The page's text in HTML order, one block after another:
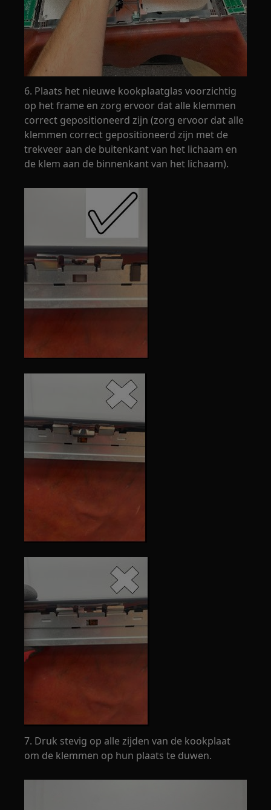
6. Plaats het nieuwe kookplaatglas voorzichtig
op het frame en zorg ervoor dat alle klemmen
correct gepositioneerd zijn (zorg ervoor dat alle
klemmen correct gepositioneerd zijn met de
trekveer aan de buitenkant van het lichaam en
de klem aan de binnenkant van het lichaam).
7. Druk stevig op alle zijden van de kookplaat
om de klemmen op hun plaats te duwen.